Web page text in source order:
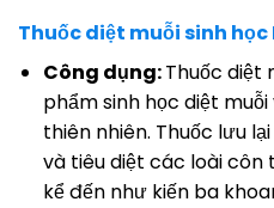
Thuốc diệt muỗi sinh học
Công dụng:Thuốc diệt
phẩm sinh học diệt
thiên nhiên. Thuốc lưu
và tiêu diệt các loài côn
kể đến như kiến ba